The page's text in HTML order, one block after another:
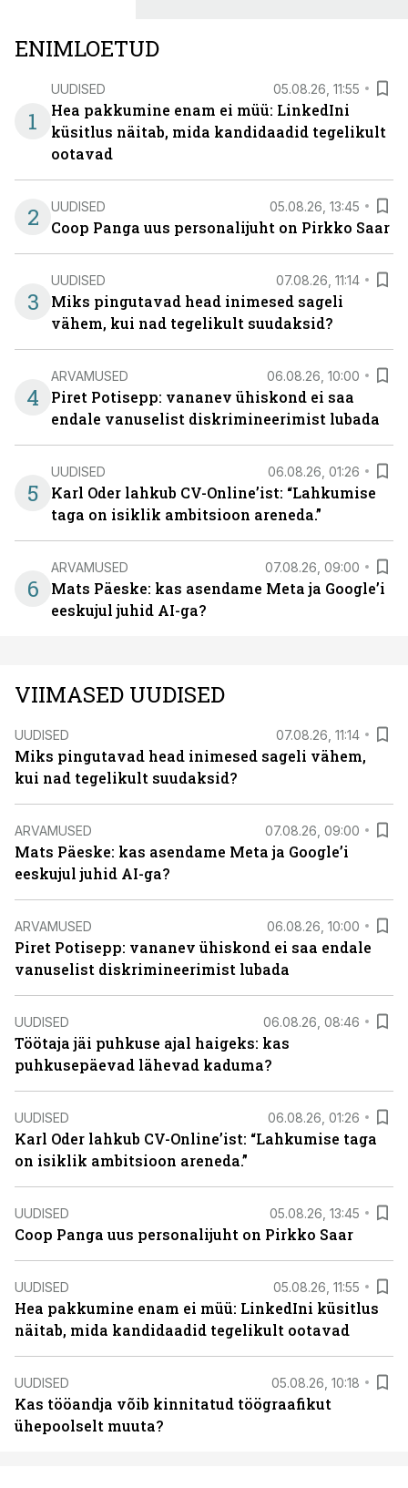
ENIMLOETUD
1
UUDISED 05.08.26, 11:55
Hea pakkumine enam ei müü: LinkedIni
küsitlus näitab, mida kandidaadid tegelikult
ootavad
2 UUDISED 05.08.26, 13:45
Coop Panga uus personalijuht on Pirkko Saar
3
UUDISED 07.08.26, 11:14
Miks pingutavad head inimesed sageli
vähem, kui nad tegelikult suudaksid?
4
ARVAMUSED 06.08.26, 10:00
Piret Potisepp: vananev ühiskond ei saa
endale vanuselist diskrimineerimist lubada
5
UUDISED 06.08.26, 01:26
Karl Oder lahkub CV-Online’ist: “Lahkumise
taga on isiklik ambitsioon areneda.”
6
ARVAMUSED 07.08.26, 09:00
Mats Päeske: kas asendame Meta ja Google’i
eeskujul juhid AI-ga?
VIIMASED UUDISED
UUDISED 07.08.26, 11:14
Miks pingutavad head inimesed sageli vähem,
kui nad tegelikult suudaksid?
ARVAMUSED 07.08.26, 09:00
Mats Päeske: kas asendame Meta ja Google’i
eeskujul juhid AI-ga?
ARVAMUSED 06.08.26, 10:00
Piret Potisepp: vananev ühiskond ei saa endale
vanuselist diskrimineerimist lubada
UUDISED 06.08.26, 08:46
Töötaja jäi puhkuse ajal haigeks: kas
puhkusepäevad lähevad kaduma?
UUDISED 06.08.26, 01:26
Karl Oder lahkub CV-Online’ist: “Lahkumise taga
on isiklik ambitsioon areneda.”
UUDISED 05.08.26, 13:45
Coop Panga uus personalijuht on Pirkko Saar
UUDISED 05.08.26, 11:55
Hea pakkumine enam ei müü: LinkedIni küsitlus
näitab, mida kandidaadid tegelikult ootavad
UUDISED 05.08.26, 10:18
Kas tööandja võib kinnitatud töögraafikut
ühepoolselt muuta?